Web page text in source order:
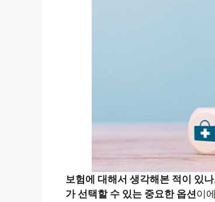
보험에 대해서 생각해본 적이 있
가 선택할 수 있는 중요한 옵션이